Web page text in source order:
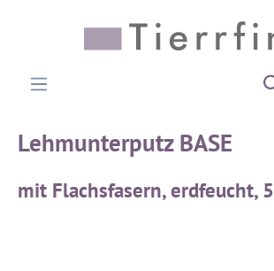
Lehmunterputz BASE
mit Flachsfasern, erdfeucht,